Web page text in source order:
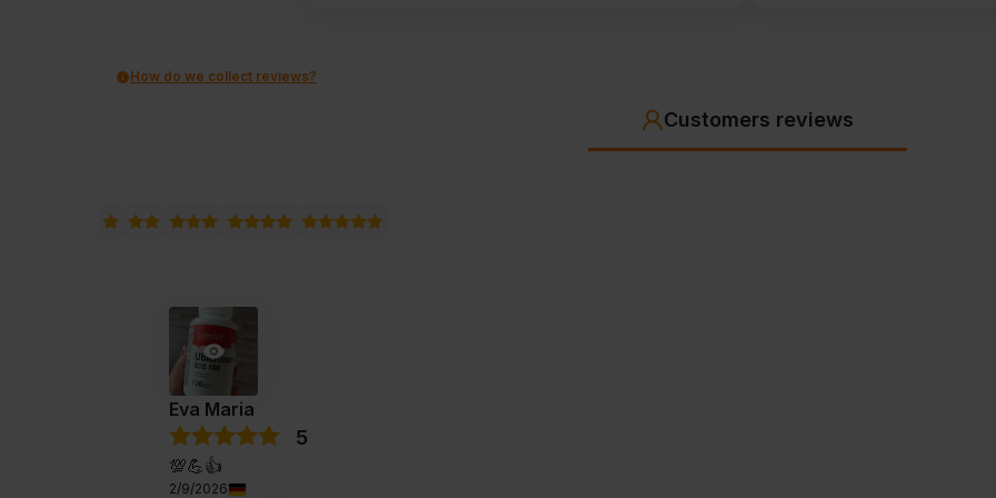
How do we collect reviews?
Customers reviews
Eva Maria
5
💯💪👍️
2/9/2026